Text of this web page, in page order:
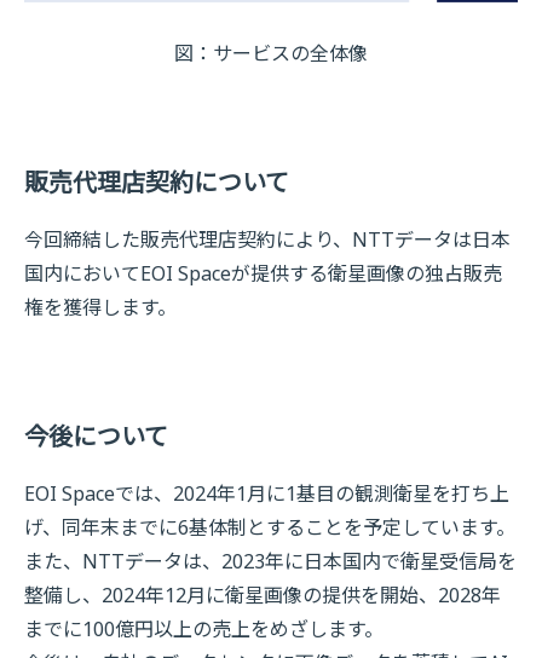
図：サービスの全体像
販売代理店契約について
今回締結した販売代理店契約により、NTTデータは日本
国内においてEOI Spaceが提供する衛星画像の独占販売
権を獲得します。
今後について
EOI Spaceでは、2024年1月に1基目の観測衛星を打ち上
げ、同年末までに6基体制とすることを予定しています。
また、NTTデータは、2023年に日本国内で衛星受信局を
整備し、2024年12月に衛星画像の提供を開始、2028年
までに100億円以上の売上をめざします。